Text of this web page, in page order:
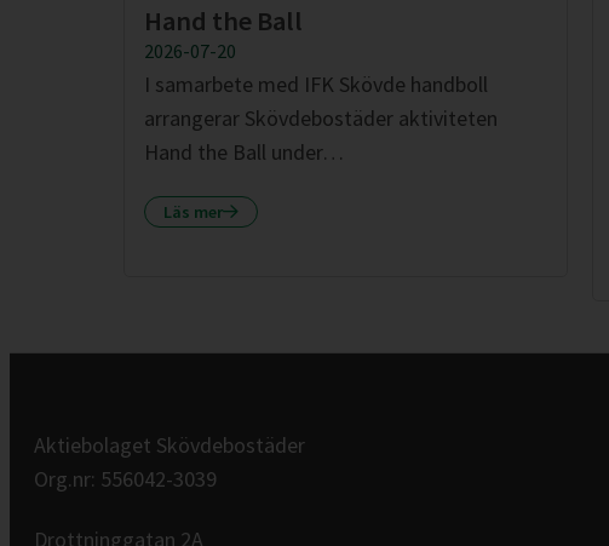
Hand the Ball
2026-07-20
I samarbete med IFK Skövde handboll
arrangerar Skövdebostäder aktiviteten
Hand the Ball under…
Läs mer
Aktiebolaget Skövdebostäder
Org.nr: 556042-3039
Drottninggatan 2A